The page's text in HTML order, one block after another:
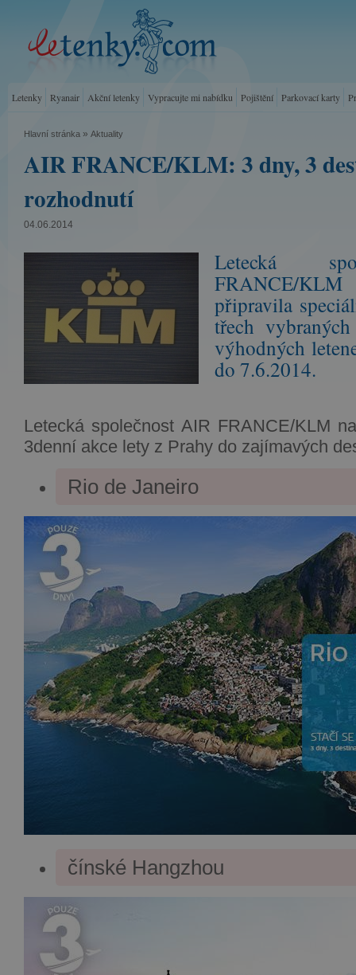
Letenky Ryanair Akční letenky Vypracujte mi nabídku Pojištění Parkovací karty
Hlavní stránka » Aktuality
AIR FRANCE/KLM: 3 dny, 3
rozhodnutí
04.06.2014
Letecká
FRANCE/
připravila
třech
výhodných
do 7.6.2014.
Letecká společnost AIR FRANCE/KLM
3denní akce lety z Prahy do zajímavých
Rio de Janeiro
čínské Hangzhou